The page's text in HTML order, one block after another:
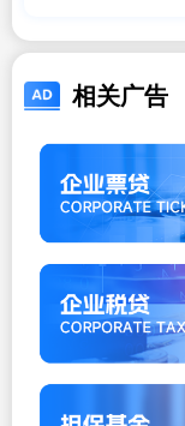
相关广告